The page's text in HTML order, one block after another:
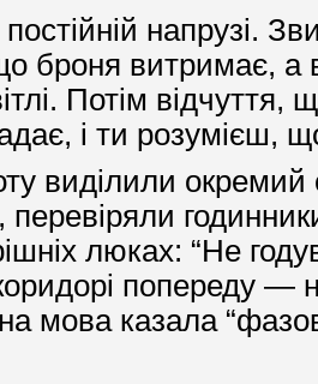
постійній напрузі.
броня витримає, а
Потім
і ти розумієш,
виділили
перевіряли
люках: “Не
попереду —
мова казала